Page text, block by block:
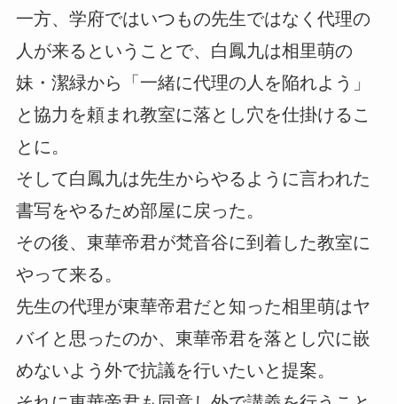
一方、学府ではいつもの先生ではなく代理の
人が来るということで、白鳳九は相里萌の
妹・潔緑から「一緒に代理の人を陥れよう」
と協力を頼まれ教室に落とし穴を仕掛けるこ
とに。
そして白鳳九は先生からやるように言われた
書写をやるため部屋に戻った。
その後、東華帝君が梵音谷に到着した教室に
やって来る。
先生の代理が東華帝君だと知った相里萌はヤ
バイと思ったのか、東華帝君を落とし穴に嵌
めないよう外で抗議を行いたいと提案。